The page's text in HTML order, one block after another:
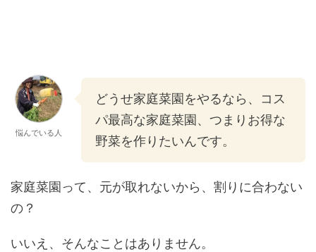
悩んでいる人
どうせ家庭菜園をやるなら、コス
パ最高な家庭菜園、つまりお得な
野菜を作りたいんです。
家庭菜園って、元が取れないから、割りに合わない
の？
いいえ、そんなことはありません。